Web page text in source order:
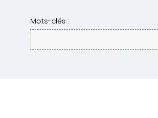
Mots-clés :